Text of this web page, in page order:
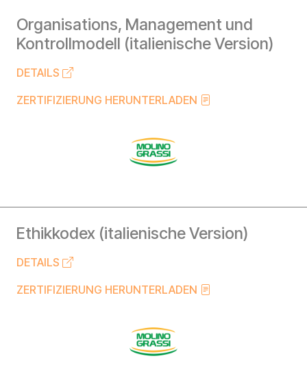
Organisations, Management und
Kontrollmodell (italienische Version)
DETAILS
ZERTIFIZIERUNG HERUNTERLADEN
Ethikkodex (italienische Version)
DETAILS
ZERTIFIZIERUNG HERUNTERLADEN